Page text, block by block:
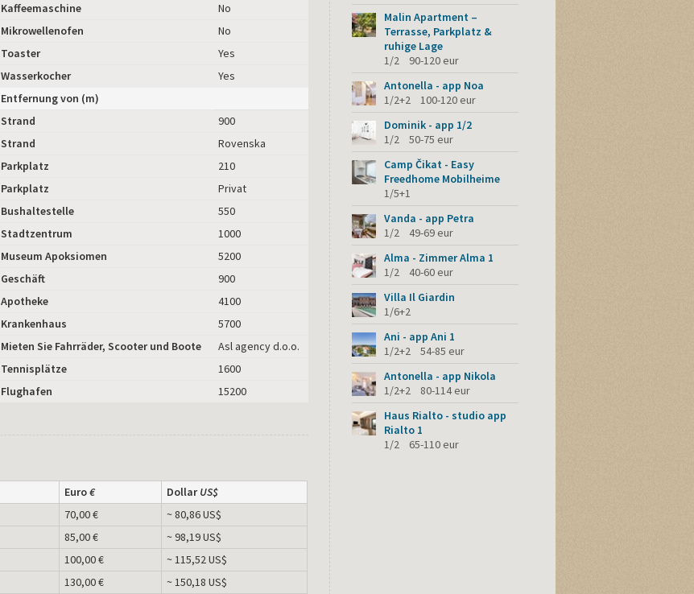
Kaffeemaschine
No
Mikrowellenofen
No
Toaster
Yes
Wasserkocher
Yes
Entfernung von (m)
Strand
900
Strand
Rovenska
Parkplatz
210
Parkplatz
Privat
Bushaltestelle
550
Stadtzentrum
1000
Museum Apoksiomen
5200
Geschäft
900
Apotheke
4100
Krankenhaus
5700
Mieten Sie Fahrräder, Scooter und Boote
Asl agency d.o.o.
Tennisplätze
1600
Flughafen
15200
Euro€ DollarUS$
70,00 €
~ 80,86 US$
85,00 €
~ 98,19 US$
100,00 €
~ 115,52 US$
130,00 €
~ 150,18 US$
Malin Apartment – ​​
Terrasse, Parkplatz &
ruhige Lage
1/2 90-120 eur
Antonella - app Noa
1/2+2 100-120 eur
Dominik - app 1/2
1/2 50-75 eur
Camp Čikat - Easy
Freedhome Mobilheime
1/5+1
Vanda - app Petra
1/2 49-69 eur
Alma - Zimmer Alma 1
1/2 40-60 eur
Villa Il Giardin
1/6+2
Ani - app Ani 1
1/2+2 54-85 eur
Antonella - app Nikola
1/2+2 80-114 eur
Haus Rialto - studio app
Rialto 1
1/2 65-110 eur